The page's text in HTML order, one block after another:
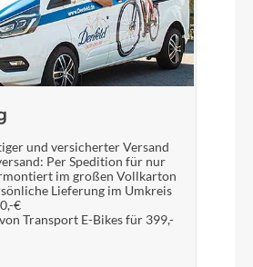
und versicherter Versand
Per Spedition für nur
im großen Vollkarton
Lieferung im Umkreis
€
Transport E-Bikes für 399,-